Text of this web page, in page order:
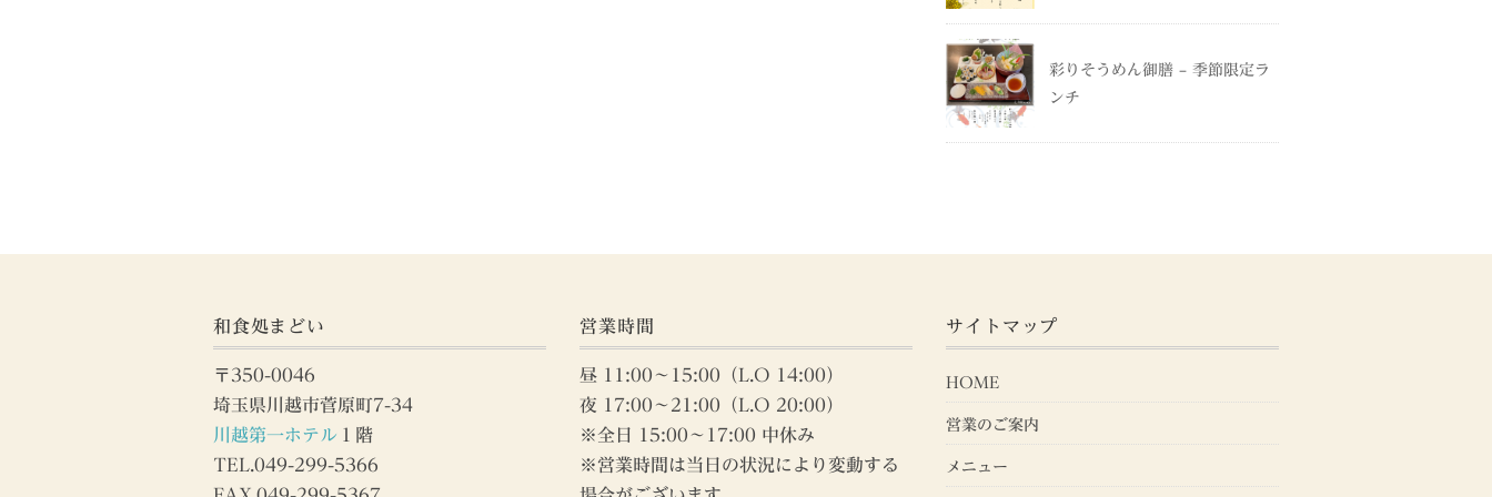
彩りそうめん御膳 – 季節限定ラ
ンチ
和食処まどい
〒350-0046
埼玉県川越市菅原町7-34
川越第一ホテル １階
TEL.049-299-5366
営業時間
昼 11:00～15:00（L.O 14:00）
夜 17:00～21:00（L.O 20:00）
※全日 15:00～17:00 中休み
※営業時間は当日の状況により変動する
サイトマップ
HOME
営業のご案内
メニュー